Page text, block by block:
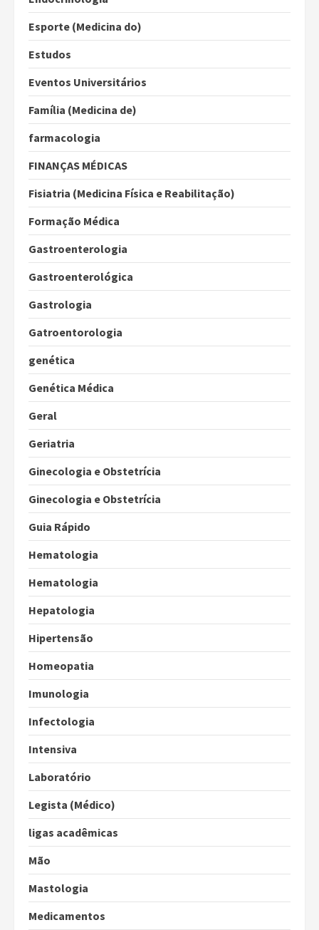
Esporte (Medicina do)
Estudos
Eventos Universitários
Família (Medicina de)
farmacologia
FINANÇAS MÉDICAS
Fisiatria (Medicina Física e Reabilitação)
Formação Médica
Gastroenterologia
Gastroenterológica
Gastrologia
Gatroentorologia
genética
Genética Médica
Geral
Geriatria
Ginecologia e Obstetrícia
Ginecologia e Obstetrícia
Guia Rápido
Hematologia
Hematologia
Hepatologia
Hipertensão
Homeopatia
Imunologia
Infectologia
Intensiva
Laboratório
Legista (Médico)
ligas acadêmicas
Mão
Mastologia
Medicamentos